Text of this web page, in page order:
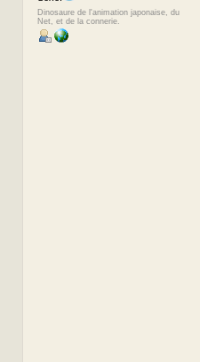
Dinosaure de l'animation japonaise, du
Net, et de la connerie.